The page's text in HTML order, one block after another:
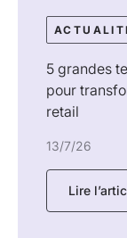
5 grandes
pour
retail
13/7/26
Lire